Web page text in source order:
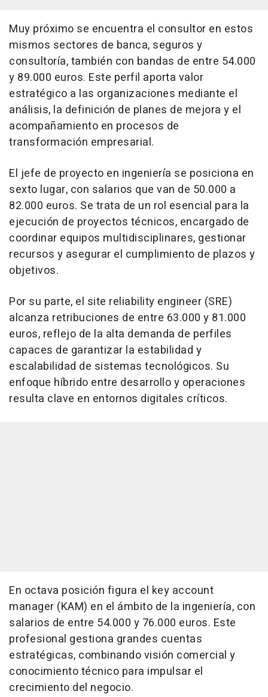
Muy próximo se encuentra el consultor en estos
mismos sectores de banca, seguros y
consultoría, también con bandas de entre 54.000
y 89.000 euros. Este perfil aporta valor
estratégico a las organizaciones mediante el
análisis, la definición de planes de mejora y el
acompañamiento en procesos de
transformación empresarial.
El jefe de proyecto en ingeniería se posiciona en
sexto lugar, con salarios que van de 50.000 a
82.000 euros. Se trata de un rol esencial para la
ejecución de proyectos técnicos, encargado de
coordinar equipos multidisciplinares, gestionar
recursos y asegurar el cumplimiento de plazos y
objetivos.
Por su parte, el site reliability engineer (SRE)
alcanza retribuciones de entre 63.000 y 81.000
euros, reflejo de la alta demanda de perfiles
capaces de garantizar la estabilidad y
escalabilidad de sistemas tecnológicos. Su
enfoque híbrido entre desarrollo y operaciones
resulta clave en entornos digitales críticos.
En octava posición figura el key account
manager (KAM) en el ámbito de la ingeniería, con
salarios de entre 54.000 y 76.000 euros. Este
profesional gestiona grandes cuentas
estratégicas, combinando visión comercial y
conocimiento técnico para impulsar el
crecimiento del negocio.